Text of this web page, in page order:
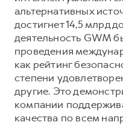
альтернативных
достигнет 14,5 млрд
деятельность GWM
проведения
как рейтинг
степени
другие. Это
компании
качества по всем